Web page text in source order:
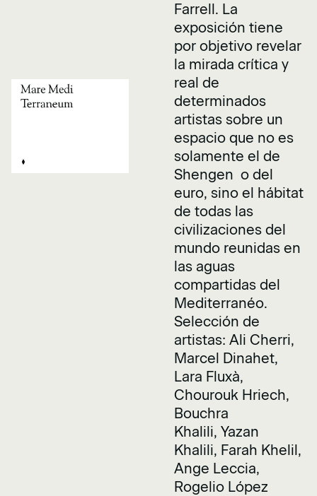
Farrell. La
exposición tiene
por objetivo revelar
la mirada crítica y
real de
determinados
artistas sobre un
espacio que no es
solamente el de
Shengen o del
euro, sino el hábitat
de todas las
civilizaciones del
mundo reunidas en
las aguas
compartidas del
Mediterranéo.
Selección de
artistas: Ali Cherri,
Marcel Dinahet,
Lara Fluxà,
Chourouk Hriech,
Bouchra
Khalili, Yazan
Khalili, Farah Khelil,
Ange Leccia,
Rogelio López